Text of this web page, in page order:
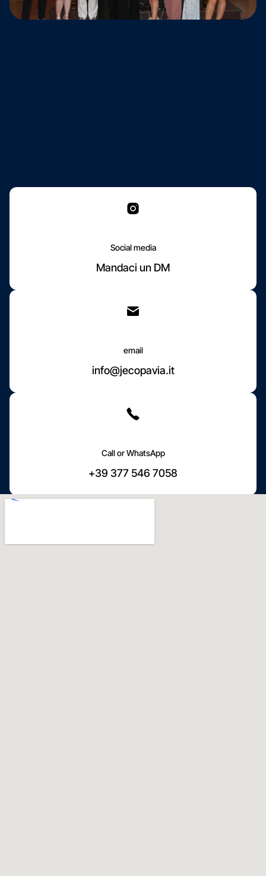
Social media
Mandaci un DM
email
info@jecopavia.it
Call or WhatsApp
+39 377 546 7058